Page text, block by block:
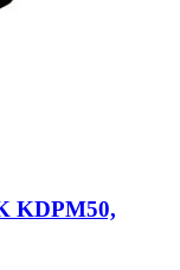
KDPM50,